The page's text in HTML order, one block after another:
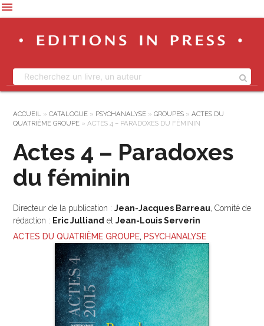
menu
ACCUEIL » CATALOGUE» PSYCHANALYSE» GROUPES» ACTES DU
QUATRIÈME GROUPE» ACTES 4 – PARADOXES DU FÉMININ
Actes 4 – Paradoxes
du féminin
Directeur de la publication : Jean-Jacques Barreau, Comité de
rédaction : Eric Julliand et Jean-Louis Serverin
ACTES DU QUATRIÈME GROUPE, PSYCHANALYSE